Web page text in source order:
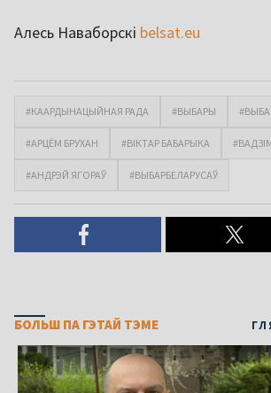
Алесь Наваборскі belsat.eu
#КААРДЫНАЦЫЙНАЯ РАДА #ВЫБАРЫ
#АРЦЁМ БРУХАН #ВІКТАР БАБАРЫКА
#АНДРЭЙ ЯГОРАЎ #ВЫБАРБЕЛАРУСАЎ
БОЛЬШ ПА ГЭТАЙ ТЭМЕ